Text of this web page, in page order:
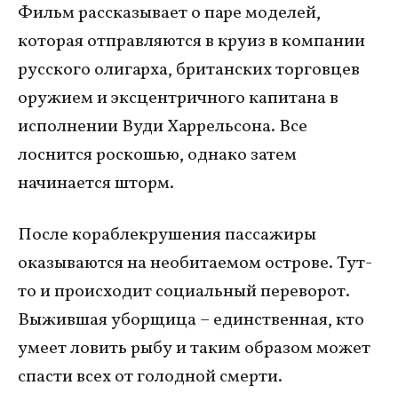
Фильм рассказывает о паре моделей,
которая отправляются в круиз в компании
русского олигарха, британских торговцев
оружием и эксцентричного капитана в
исполнении Вуди Харрельсона. Все
лоснится роскошью, однако затем
начинается шторм.
После кораблекрушения пассажиры
оказываются на необитаемом острове. Тут-
то и происходит социальный переворот.
Выжившая уборщица – единственная, кто
умеет ловить рыбу и таким образом может
спасти всех от голодной смерти.